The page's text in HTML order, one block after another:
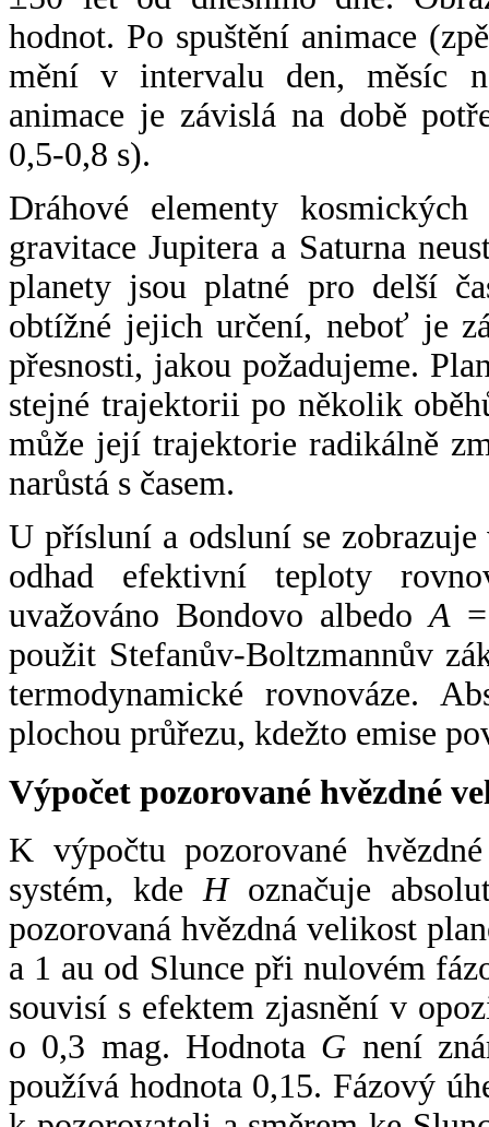
hodnot. Po spuštění animace
mění v intervalu den, měsíc
animace je závislá na době
0,5-0,8 s).
Dráhové elementy
gravitace Jupitera a Saturna
planety jsou platné pro delší
obtížné jejich určení, neboť je
přesnosti, jakou požadujeme.
stejné trajektorii po několik
může její trajektorie radikálně
narůstá s časem.
U přísluní a odsluní se
odhad efektivní teploty
uvažováno Bondovo albedoA
použit Stefanův-Boltzmannův
termodynamické rovnováze.
plochou průřezu, kdežto emise
Výpočet pozorované hvězdné
K výpočtu pozorované
systém, kde Hoznačuje
pozorovaná hvězdná velikost
a 1 au od Slunce při nulovém
souvisí s efektem zjasnění v
o 0,3 mag. Hodnota G není
používá hodnota 0,15. Fázový